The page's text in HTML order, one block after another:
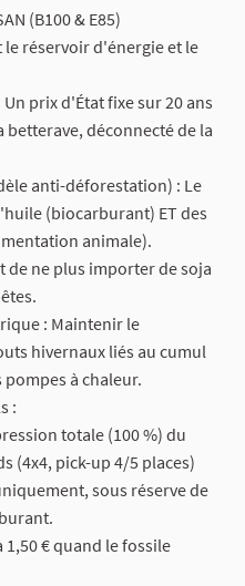
(B100 & E85)
réservoir d'énergie et le
prix d'État fixe sur 20 ans
déconnecté de la
anti-déforestation) : Le
(biocarburant) ET des
animale).
ne plus importer de soja
: Maintenir le
hivernaux liés au cumul
à chaleur.
:
totale (100 %) du
(4x4, pick-up 4/5 places)
sous réserve de
1,50 € quand le fossile